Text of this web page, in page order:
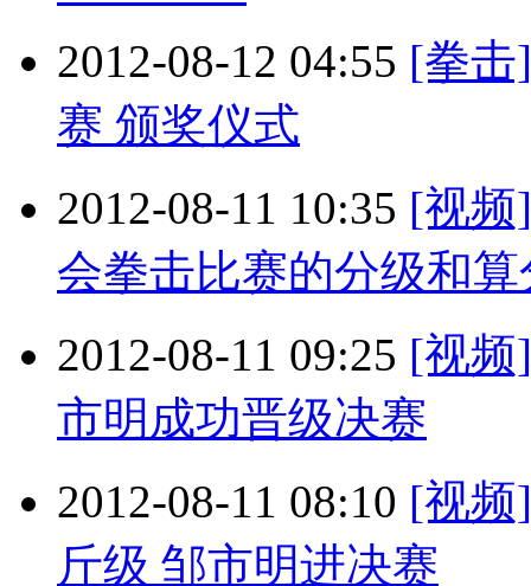
2012-08-12 04:55 [拳击
赛 颁奖仪式
2012-08-11 10:35 [视频
会拳击比赛的分级和算
2012-08-11 09:25 [视频
市明成功晋级决赛
2012-08-11 08:10 [视频
斤级 邹市明进决赛